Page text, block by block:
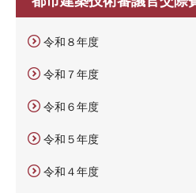
令和８年度
令和７年度
令和６年度
令和５年度
令和４年度